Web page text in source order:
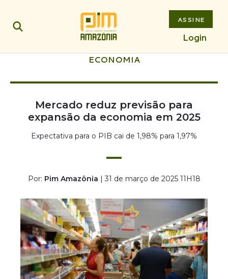
ASSINE
Login
ECONOMIA
Mercado reduz previsão para
expansão da economia em 2025
Expectativa para o PIB cai de 1,98% para 1,97%
Por: Pim Amazônia | 31 de março de 2025 11H18